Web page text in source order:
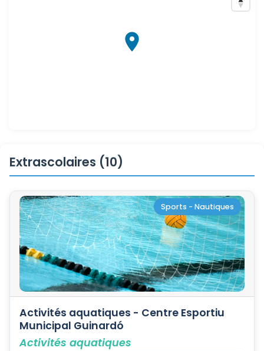
Extrascolaires (10)
Sports - Nautiques
Activités aquatiques - Centre Esportiu
Municipal Guinardó
Activités aquatiques